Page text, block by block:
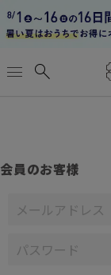
menu search
会員のお客様